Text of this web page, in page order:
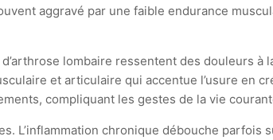
aggravé par une faible endurance
lombaire ressentent des douleurs
et articulaire qui accentue l’usure en
compliquant les gestes de la vie
L’inflammation chronique débouche